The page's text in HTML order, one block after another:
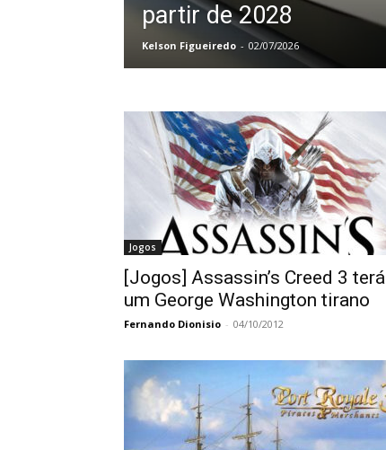
partir de 2028
Kelson Figueiredo - 02/07/2026
Jogos
[Jogos] Assassin’s Creed 3 terá
um George Washington tirano
Fernando Dionisio - 04/10/2012